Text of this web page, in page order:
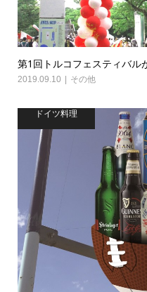
第1回トルコフェスティバル
2019.09.10 その他
ドイツ料理